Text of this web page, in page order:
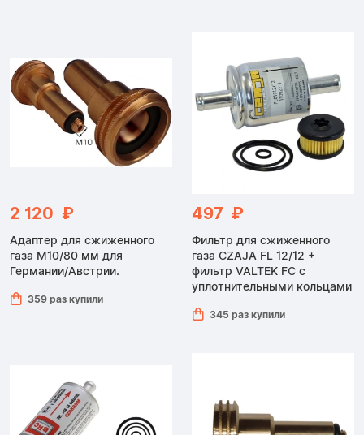
2 120 ₽
Адаптер для сжиженного
газа M10/80 мм для
Германии/Австрии.
359 раз купили
497 ₽
Фильтр для сжиженного
газа CZAJA FL 12/12 +
фильтр VALTEK FC с
уплотнительными кольцами
345 раз купили